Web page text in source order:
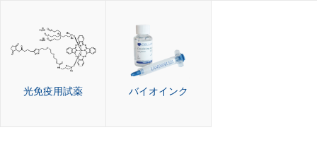
光免疫用試薬 バイオインク